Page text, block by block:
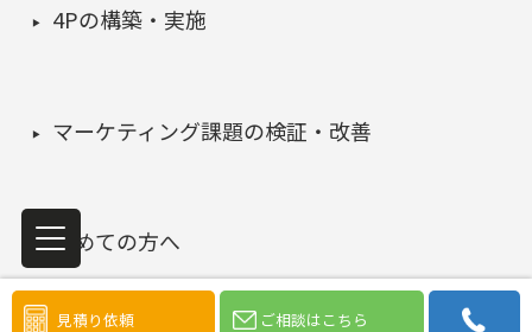
見積り依頼 ご相談はこちら
4Pの構築・実施
マーケティング課題の検証・改善
初めての方へ